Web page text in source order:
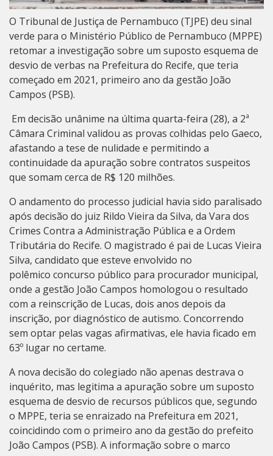
O Tribunal de Justiça de Pernambuco (TJPE) deu sinal
verde para o Ministério Público de Pernambuco (MPPE)
retomar a investigação sobre um suposto esquema de
desvio de verbas na Prefeitura do Recife, que teria
começado em 2021, primeiro ano da gestão João
Campos (PSB).
Em decisão unânime na última quarta-feira (28), a 2ª
Câmara Criminal validou as provas colhidas pelo Gaeco,
afastando a tese de nulidade e permitindo a
continuidade da apuração sobre contratos suspeitos
que somam cerca de R$ 120 milhões.
O andamento do processo judicial havia sido paralisado
após decisão do juiz Rildo Vieira da Silva, da Vara dos
Crimes Contra a Administração Pública e a Ordem
Tributária do Recife. O magistrado é pai de Lucas Vieira
Silva, candidato que esteve envolvido no
polêmico concurso público para procurador municipal,
onde a gestão João Campos homologou o resultado
com a reinscrição de Lucas, dois anos depois da
inscrição, por diagnóstico de autismo. Concorrendo
sem optar pelas vagas afirmativas, ele havia ficado em
63º lugar no certame.
A nova decisão do colegiado não apenas destrava o
inquérito, mas legitima a apuração sobre um suposto
esquema de desvio de recursos públicos que, segundo
o MPPE, teria se enraizado na Prefeitura em 2021,
coincidindo com o primeiro ano da gestão do prefeito
João Campos (PSB). A informação sobre o marco